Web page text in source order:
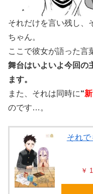
それだけを言い残し、
ちゃん。
ここで彼女が語った言
舞台はいよいよ今回の
ます。
また、それは同時に“
のです…。
それ
￥